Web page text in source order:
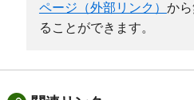
ページ（外部リンク） か
ることができます。